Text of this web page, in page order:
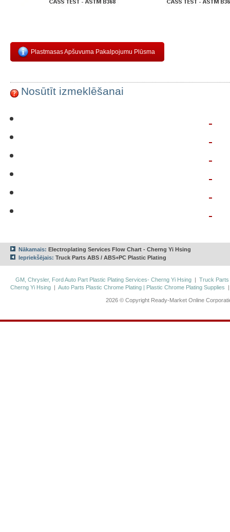
Plastmasas Apšuvuma Pakalpojumu Plūsma
Nosūtīt izmeklēšanai
Nākamais: Electroplating Services Flow Chart - Cherng Yi Hsing
Iepriekšējais: Truck Parts ABS / ABS+PC Plastic Plating
GM, Chrysler, Ford Auto Part Plastic Plating Services- Cherng Yi Hsing | Truck Parts
Cherng Yi Hsing |Auto Parts Plastic Chrome Plating | Plastic Chrome Plating Supplies
2026 © Copyright Ready-Market Online